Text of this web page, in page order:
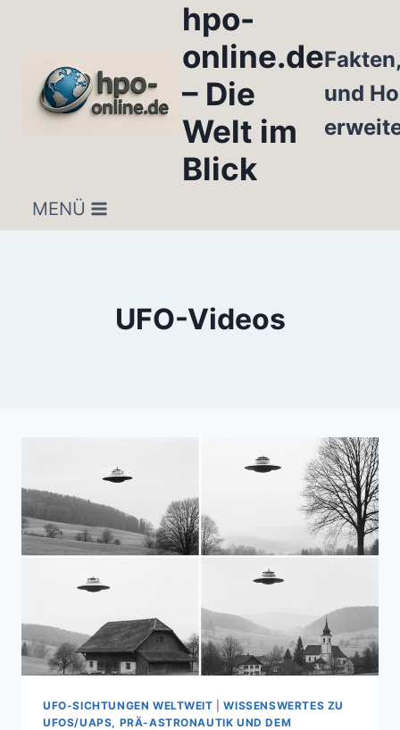
hpo-
online.de
– Die
Welt im
Blick
und
MENÜ
UFO-Videos
UFO-SICHTUNGEN WELTWEIT |WISSENSWERTES ZU
UFOS/UAPS, PRÄ-ASTRONAUTIK UND DEM